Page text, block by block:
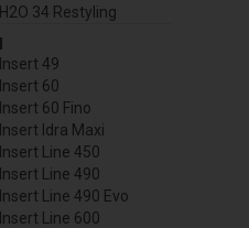
H2O 34 Restyling
Insert 49
Insert 60
Insert 60 Fino
Insert Idra Maxi
Insert Line 450
Insert Line 490
Insert Line 490 Evo
Insert Line 600